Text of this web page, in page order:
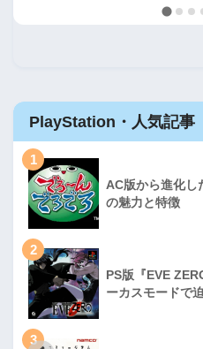
PlayStation・人気記事
1
AC版から進化し
の魅力と特徴
2
PS版『EVE
ーカスモードで
3